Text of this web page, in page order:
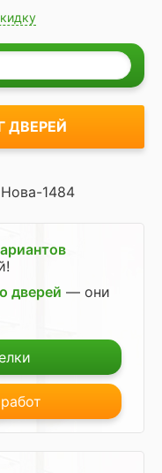
ДВЕРЕЙ
Нова-1484
дверей — они